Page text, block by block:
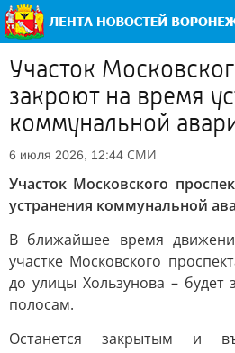
Участок
закроют на время
коммунальной
6 июля 2026, 12:44 СМИ
Участок Московского
устранения коммунальной
В ближайшее время
участке Московского
до улицы Хользунова – будет
полосам.
Останется закрытым и